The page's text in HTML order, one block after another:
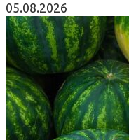
05.08.2026